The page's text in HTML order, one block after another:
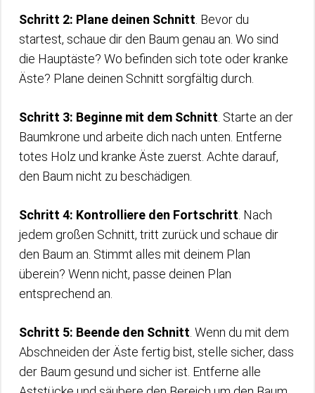
Schritt 2: Plane deinen Schnitt . Bevor du
startest, schaue dir den Baum genau an. Wo sind
die Hauptäste? Wo befinden sich tote oder kranke
Äste? Plane deinen Schnitt sorgfältig durch.
Schritt 3: Beginne mit dem Schnitt . Starte an der
Baumkrone und arbeite dich nach unten. Entferne
totes Holz und kranke Äste zuerst. Achte darauf,
den Baum nicht zu beschädigen.
Schritt 4: Kontrolliere den Fortschritt . Nach
jedem großen Schnitt, tritt zurück und schaue dir
den Baum an. Stimmt alles mit deinem Plan
überein? Wenn nicht, passe deinen Plan
entsprechend an.
Schritt 5: Beende den Schnitt . Wenn du mit dem
Abschneiden der Äste fertig bist, stelle sicher, dass
der Baum gesund und sicher ist. Entferne alle